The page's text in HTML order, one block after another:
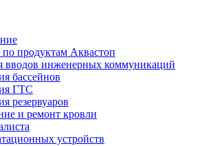
продуктам Аквастоп
вводов инженерных коммуникаций
бассейнов
ГТС
резервуаров
и ремонт кровли
устройств